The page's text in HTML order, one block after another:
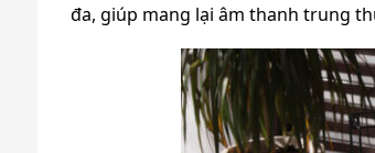
đa, giúp mang lại âm thanh trung